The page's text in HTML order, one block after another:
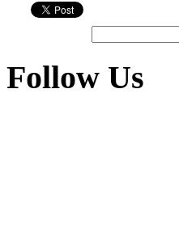
Follow Us